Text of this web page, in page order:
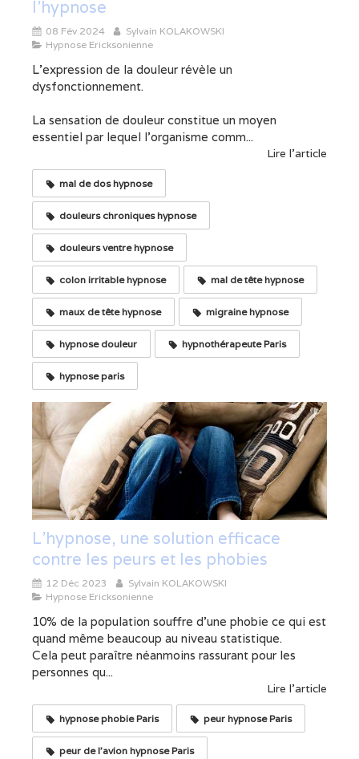
l'hypnose
08 Fév 2024
Sylvain KOLAKOWSKI
Hypnose Ericksonienne
L'expression de la douleur révèle un
dysfonctionnement.
La sensation de douleur constitue un moyen
essentiel par lequel l'organisme comm...
Lire l'article
mal de dos hypnose
douleurs chroniques hypnose
douleurs ventre hypnose
colon irritable hypnose mal de tête hypnose
maux de tête hypnose migraine hypnose
hypnose douleur hypnothérapeute Paris
hypnose paris
L'hypnose, une solution efficace
contre les peurs et les phobies
12 Déc 2023
Sylvain KOLAKOWSKI
Hypnose Ericksonienne
10% de la population souffre d’une phobie ce qui est
quand même beaucoup au niveau statistique.
Cela peut paraître néanmoins rassurant pour les
personnes qu...
Lire l'article
hypnose phobie Paris peur hypnose Paris
peur de l'avion hypnose Paris